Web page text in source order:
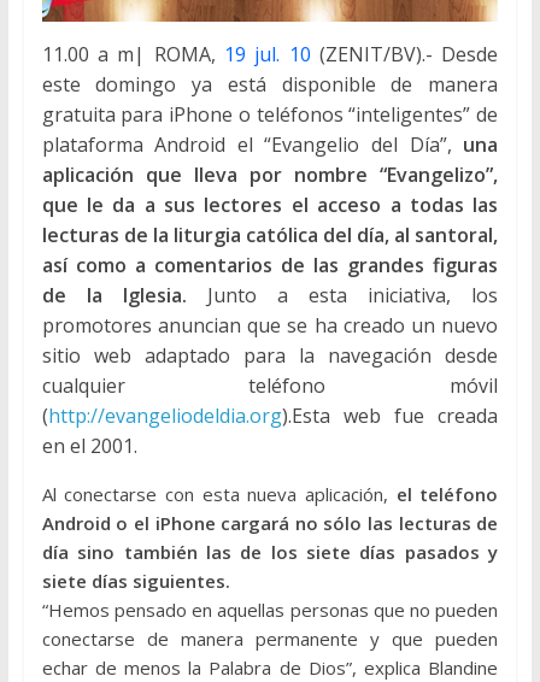
11.00 a m| ROMA, 19 jul. 10 (ZENIT/BV).- Desde
este domingo ya está disponible de manera
gratuita para iPhone o teléfonos “inteligentes” de
plataforma Android el “Evangelio del Día”, una
aplicación que lleva por nombre “Evangelizo”,
que le da a sus lectores el acceso a todas las
lecturas de la liturgia católica del día, al santoral,
así como a comentarios de las grandes figuras
de la Iglesia. Junto a esta iniciativa, los
promotores anuncian que se ha creado un nuevo
sitio web adaptado para la navegación desde
cualquier teléfono móvil
(http://evangeliodeldia.org).Esta web fue creada
en el 2001.
Al conectarse con esta nueva aplicación, el teléfono
Android o el iPhone cargará no sólo las lecturas de
día sino también las de los siete días pasados y
siete días siguientes.
“Hemos pensado en aquellas personas que no pueden
conectarse de manera permanente y que pueden
echar de menos la Palabra de Dios”, explica Blandine